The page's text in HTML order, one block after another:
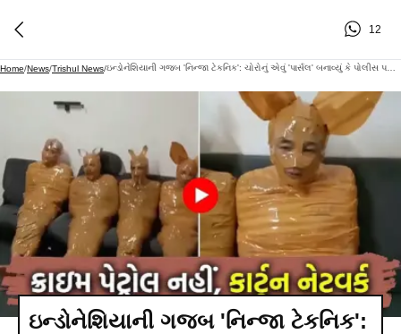
12
Home/News/Trishul News/
ઇન્ડોનેશિયાની ગજબ 'નિન્જા ટેકનિક':